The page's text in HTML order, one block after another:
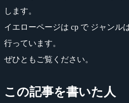
します。
イエローページは cp で ジャンル
行っています。
ぜひともご覧ください。
この記事を書いた人